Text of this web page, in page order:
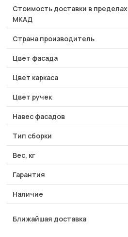
Стоимость доставки в пределах
МКАД
Страна производитель
Цвет фасада
Цвет каркаса
Цвет ручек
Навес фасадов
Тип сборки
Вес, кг
Гарантия
Наличие
Ближайшая доставка